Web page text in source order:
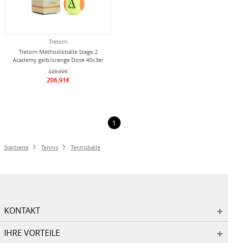
Tretorn
Tretorn Methodikbälle Stage 2
Academy gelb/orange Dose 40x3er
im Karton
229,90€
206,91€
1
Startseite Tennis Tennisbälle
KONTAKT
IHRE VORTEILE